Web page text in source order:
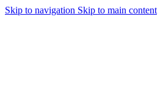
Skip to navigation Skip to main content